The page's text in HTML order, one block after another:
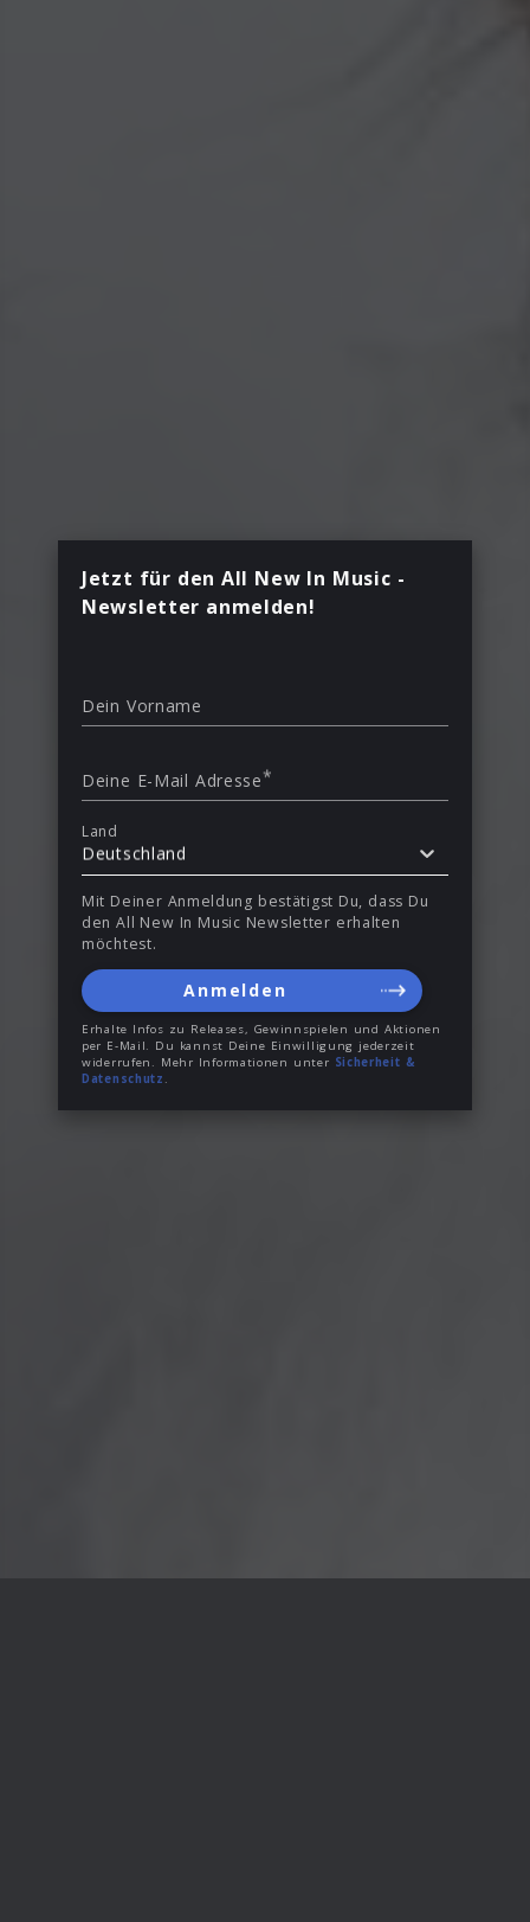
Jetzt für den All New In Music -
Newsletter anmelden!
Dein Vorname
Deine E-Mail Adresse*
Land
Deutschland
Mit Deiner Anmeldung bestätigst Du, dass Du
den All New In Music Newsletter erhalten
möchtest.
Anmelden
Erhalte Infos zu Releases, Gewinnspielen und Aktionen
per E-Mail. Du kannst Deine Einwilligung jederzeit
widerrufen. Mehr Informationen unter Sicherheit &
Datenschutz .